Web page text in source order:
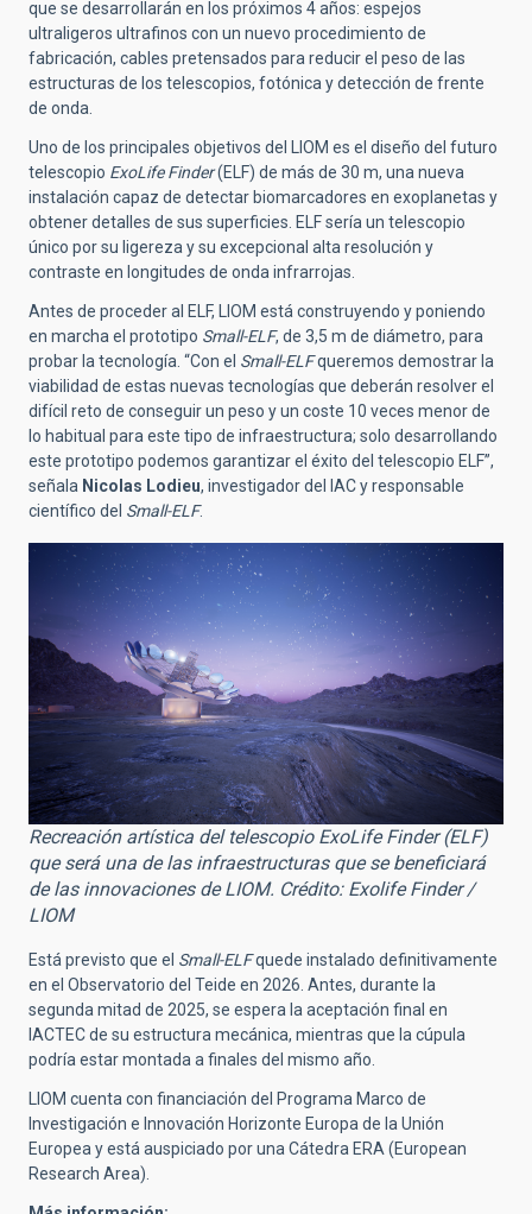
que se desarrollarán en los próximos 4 años: espejos
ultraligeros ultrafinos con un nuevo procedimiento de
fabricación, cables pretensados para reducir el peso de las
estructuras de los telescopios, fotónica y detección de frente
de onda.
Uno de los principales objetivos del LIOM es el diseño del futuro
telescopio ExoLife Finder(ELF) de más de 30 m, una nueva
instalación capaz de detectar biomarcadores en exoplanetas y
obtener detalles de sus superficies. ELF sería un telescopio
único por su ligereza y su excepcional alta resolución y
contraste en longitudes de onda infrarrojas.
Antes de proceder al ELF, LIOM está construyendo y poniendo
en marcha el prototipo Small-ELF, de 3,5 m de diámetro, para
probar la tecnología. “Con el Small-ELFqueremos demostrar la
viabilidad de estas nuevas tecnologías que deberán resolver el
difícil reto de conseguir un peso y un coste 10 veces menor de
lo habitual para este tipo de infraestructura; solo desarrollando
este prototipo podemos garantizar el éxito del telescopio ELF”,
señala Nicolas Lodieu, investigador del IAC y responsable
científico del Small-ELF.
Recreación artística del telescopio ExoLife Finder (ELF)
que será una de las infraestructuras que se beneficiará
de las innovaciones de LIOM. Crédito: Exolife Finder /
LIOM
Está previsto que el Small-ELFquede instalado definitivamente
en el Observatorio del Teide en 2026. Antes, durante la
segunda mitad de 2025, se espera la aceptación final en
IACTEC de su estructura mecánica, mientras que la cúpula
podría estar montada a finales del mismo año.
LIOM cuenta con financiación del Programa Marco de
Investigación e Innovación Horizonte Europa de la Unión
Europea y está auspiciado por una Cátedra ERA (European
Research Area).